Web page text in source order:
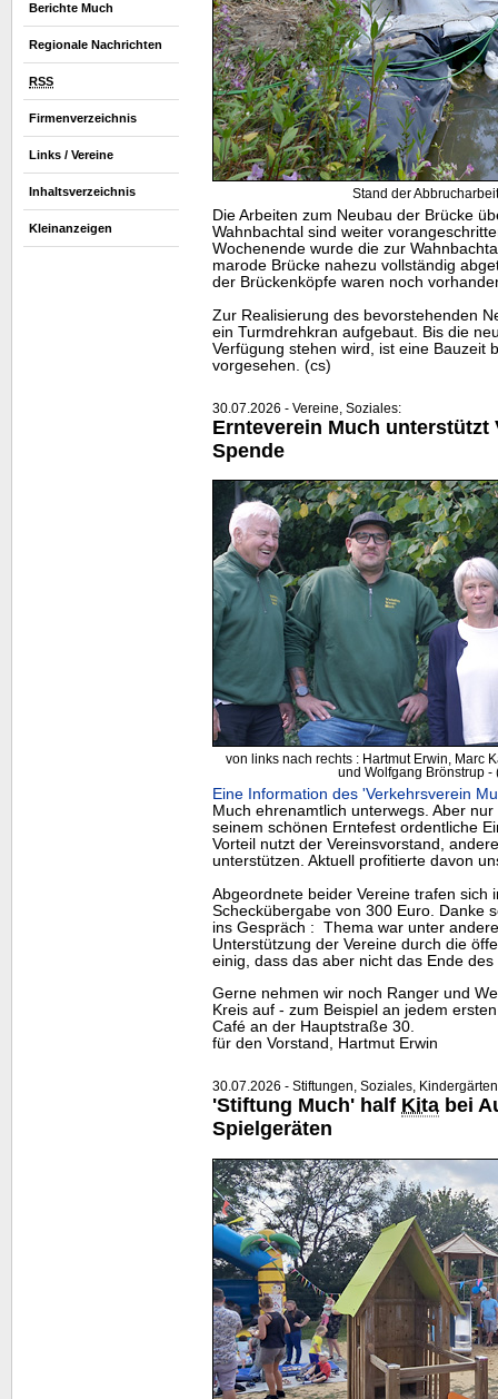
Berichte Much
Regionale Nachrichten
RSS
Firmenverzeichnis
Links / Vereine
Inhaltsverzeichnis
Kleinanzeigen
Stand der
Die Arbeiten zum Neubau der Brücke
Wahnbachtal sind weiter
Wochenende wurde die zur
marode Brücke nahezu vollständig
der Brückenköpfe waren noch
Zur Realisierung des bevorstehenden
ein Turmdrehkran aufgebaut. Bis die
Verfügung stehen wird, ist eine Bauzeit
vorgesehen. (cs)
30.07.2026 - Vereine, Soziales:
Ernteverein Much unterstützt
Spende
von links nach rechts : Hartmut Erwin, Marc
und Wolfgang Brönstrup -
Eine Information des 'Verkehrsverein
Much ehrenamtlich unterwegs. Aber
seinem schönen Erntefest ordentliche
Vorteil nutzt der Vereinsvorstand,
unterstützen. Aktuell profitierte davon
Abgeordnete beider Vereine trafen sich
Scheckübergabe von 300 Euro. Danke
ins Gespräch : Thema war unter
Unterstützung der Vereine durch die
einig, dass das aber nicht das Ende
Gerne nehmen wir noch Ranger und
Kreis auf - zum Beispiel an jedem
Café an der Hauptstraße 30.
für den Vorstand, Hartmut Erwin
30.07.2026 - Stiftungen, Soziales,
'Stiftung Much' half Kita bei
Spielgeräten